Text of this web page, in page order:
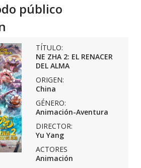
público
TÍTULO:
NE ZHA 2: EL RENACER
DEL ALMA
ORIGEN:
China
GÉNERO:
Animación-Aventura
DIRECTOR:
Yu Yang
ACTORES
Animación